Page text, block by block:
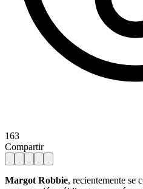
163
Compartir
Margot Robbie, recientemente se